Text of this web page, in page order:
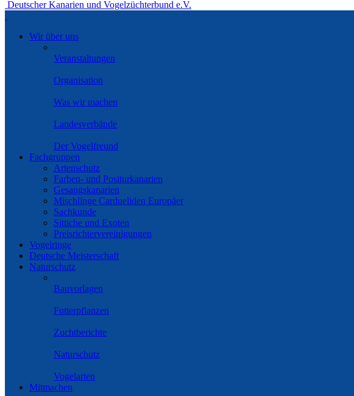
Deutscher Kanarien und Vogelzüchterbund e.V.
Wir über uns
Veranstaltungen
Organisation
Was wir machen
Landesverbände
Der Vogelfreund
Fachgruppen
Artenschutz
Farben- und Positurkanarien
Gesangskanarien
Mischlinge Cardueliden Europäer
Sachkunde
Sittiche und Exoten
Preisrichtervereinigungen
Vogelringe
Deutsche Meisterschaft
Naturschutz
Bauvorlagen
Futterpflanzen
Zuchtberichte
Naturschutz
Vogelarten
Mitmachen